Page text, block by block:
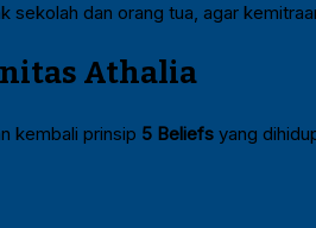
sekolah dan orang tua, agar
Athalia
kembali prinsip 5 Beliefs yang